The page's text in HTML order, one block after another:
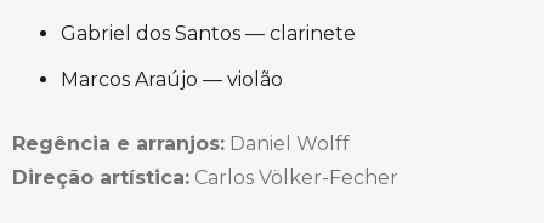
Gabriel dos Santos — clarinete
Marcos Araújo — violão
Regência e arranjos: Daniel Wolff
Direção artística: Carlos Völker-Fecher